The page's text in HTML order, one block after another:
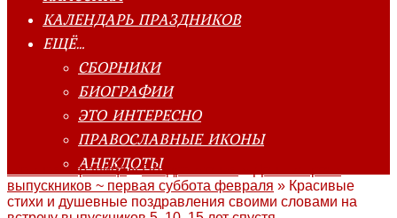
КАЛЕНДАРЬ ПРАЗДНИКОВ
ЕЩЁ…
СБОРНИКИ
БИОГРАФИИ
ЭТО ИНТЕРЕСНО
ПРАВОСЛАВНЫЕ ИКОНЫ
АНЕКДОТЫ
Главная страница»Поздравления
выпускников ~ первая суббота февраля » Красивые
стихи и душевные поздравления своими словами на